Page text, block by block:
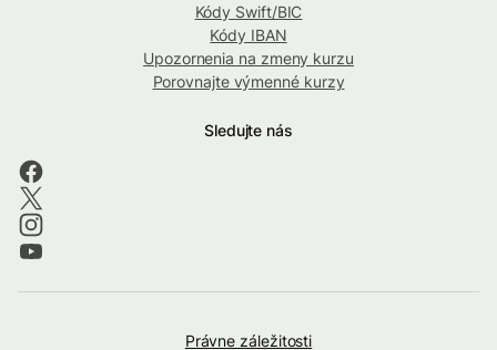
Kódy Swift/BIC
Kódy IBAN
Upozornenia na zmeny kurzu
Porovnajte výmenné kurzy
Sledujte nás
Právne záležitosti